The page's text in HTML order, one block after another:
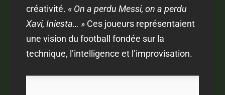
créativité.« On a perdu Messi, on a perdu
Xavi, Iniesta… » Ces joueurs représentaient
une vision du football fondée sur la
technique, l’intelligence et l’improvisation.